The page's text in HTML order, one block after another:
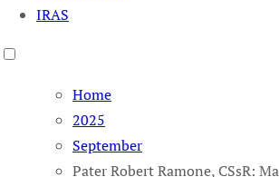
IRAS
Home
2025
September
Pater Robert Ramone, CSsR: